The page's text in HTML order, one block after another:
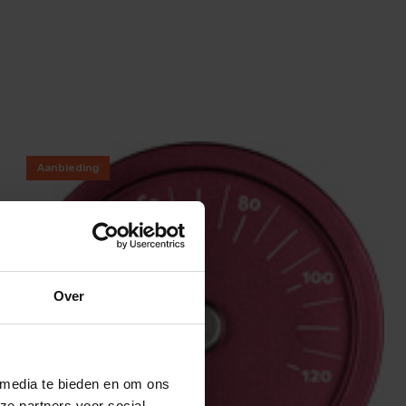
Over
te bieden en om ons
Aanbieding